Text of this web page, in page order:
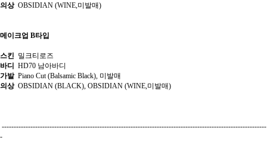
의상OBSIDIAN (WINE,미발매)
메이크업 B타입
스킨 밀크티로즈
바디 HD70 남아바디
가발Piano Cut (Balsamic Black), 미발매
의상OBSIDIAN (BLACK), OBSIDIAN (WINE,미발매)
---------------------------------------------------------------------------------------------------------------
-